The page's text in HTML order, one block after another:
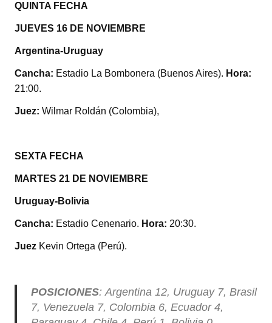
QUINTA FECHA
JUEVES 16 DE NOVIEMBRE
Argentina-Uruguay
Cancha: Estadio La Bombonera (Buenos Aires). Hora:
21:00.
Juez: Wilmar Roldán (Colombia),
SEXTA FECHA
MARTES 21 DE NOVIEMBRE
Uruguay-Bolivia
Cancha: Estadio Cenenario. Hora: 20:30.
Juez Kevin Ortega (Perú).
POSICIONES: Argentina 12, Uruguay 7, Brasil
7, Venezuela 7, Colombia 6, Ecuador 4,